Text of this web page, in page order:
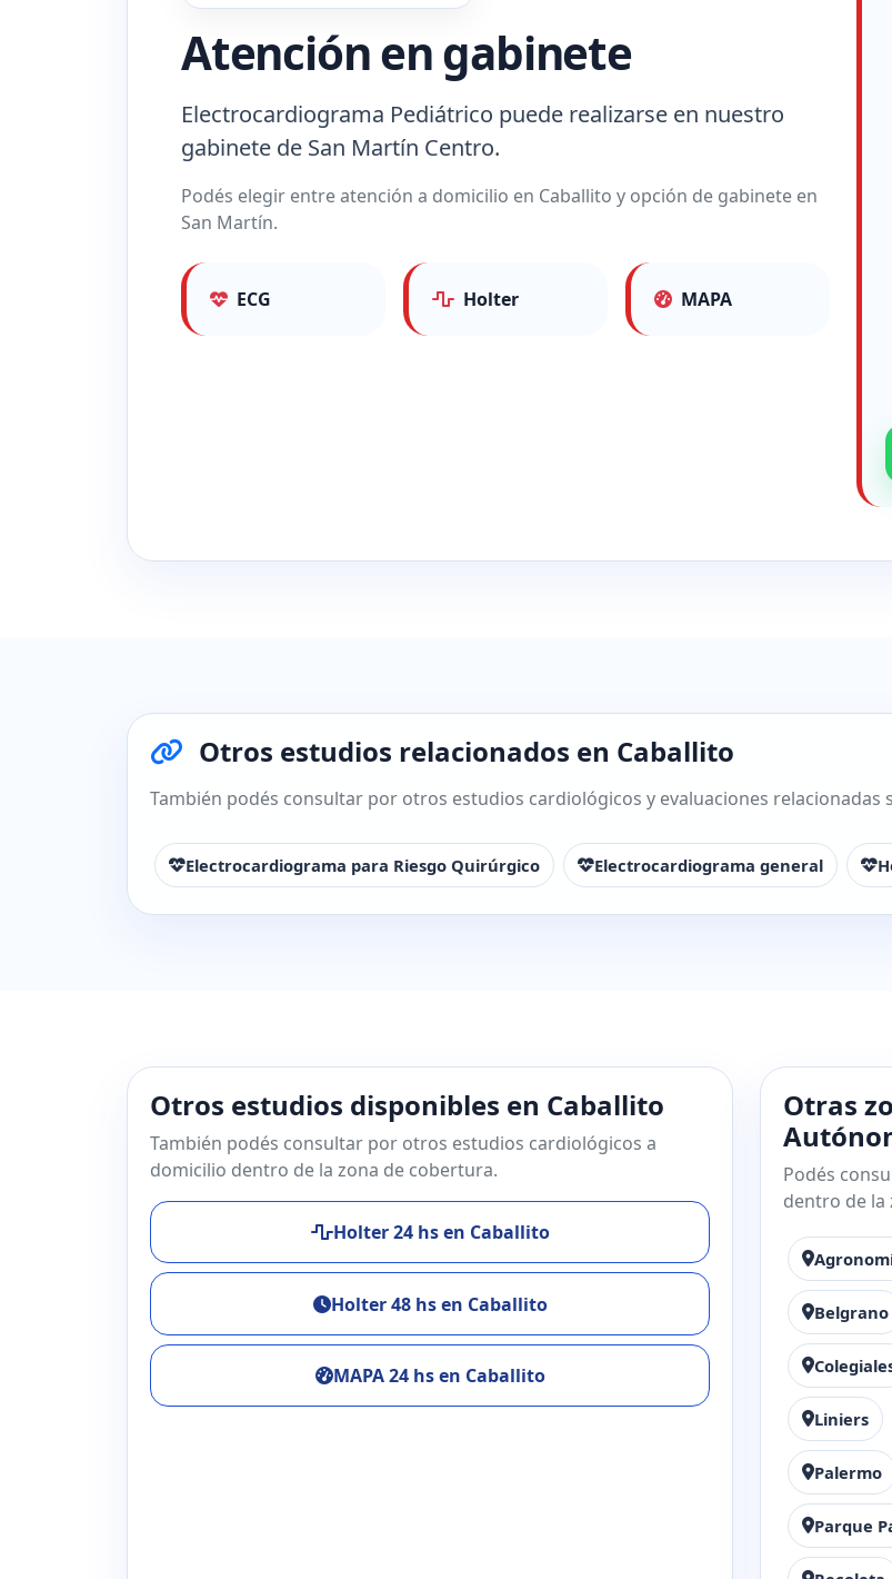
Atención en gabinete
Electrocardiograma Pediátrico puede realizarse en nuestro
gabinete de San Martín Centro.
Podés elegir entre atención a domicilio en Caballito y opción de gabinete en
San Martín.
ECG Holter MAPA
Otros estudios relacionados en Caballito
También podés consultar por otros estudios cardiológicos y evaluaciones
Electrocardiograma para Riesgo Quirúrgico Electrocardiograma general
Otros estudios disponibles en Caballito
También podés consultar por otros estudios cardiológicos a
domicilio dentro de la zona de cobertura.
Holter 24 hs en Caballito
Holter 48 hs en Caballito
MAPA 24 hs en Caballito
Otras
Podés
dentro de la
Belgrano
Liniers
Palermo
Parque